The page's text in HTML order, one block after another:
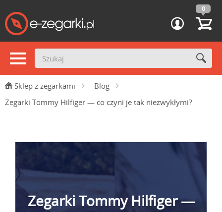
0
Sklep z zegarkami
Blog
Zegarki Tommy Hilfiger — co czyni je tak niezwykłymi?
Zegarki Tommy Hilfiger —